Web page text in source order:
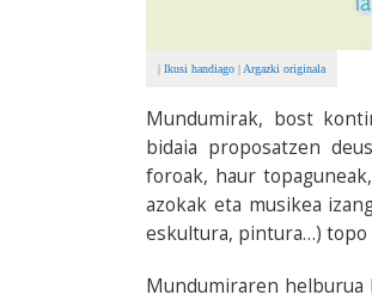
| Ikusi handiago | Argazki originala
Mundumirak, bost
bidaia proposatzen
foroak, haur
azokak eta musikea
eskultura, pintura…) topo
Mundumiraren helburua